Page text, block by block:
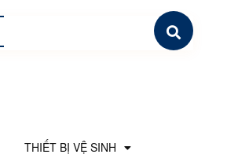
THIẾT BỊ VỆ SINH